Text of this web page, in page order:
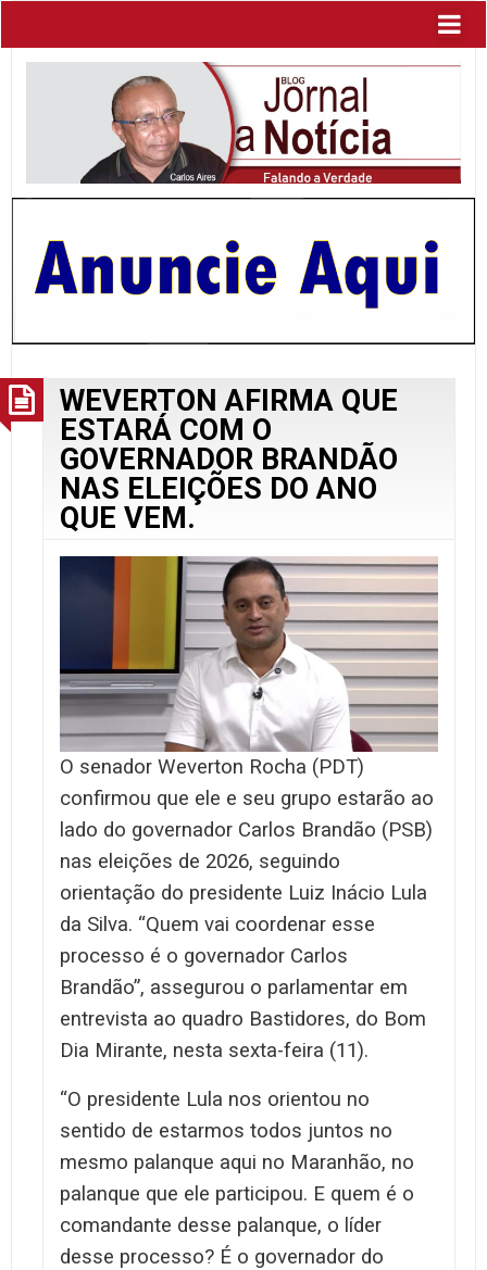
WEVERTON AFIRMA QUE
ESTARÁ COM O
GOVERNADOR BRANDÃO
NAS ELEIÇÕES DO ANO
QUE VEM.
O senador Weverton Rocha (PDT)
confirmou que ele e seu grupo estarão ao
lado do governador Carlos Brandão (PSB)
nas eleições de 2026, seguindo
orientação do presidente Luiz Inácio Lula
da Silva. “Quem vai coordenar esse
processo é o governador Carlos
Brandão”, assegurou o parlamentar em
entrevista ao quadro Bastidores, do Bom
Dia Mirante, nesta sexta-feira (11).
“O presidente Lula nos orientou no
sentido de estarmos todos juntos no
mesmo palanque aqui no Maranhão, no
palanque que ele participou. E quem é o
comandante desse palanque, o líder
desse processo? É o governador do